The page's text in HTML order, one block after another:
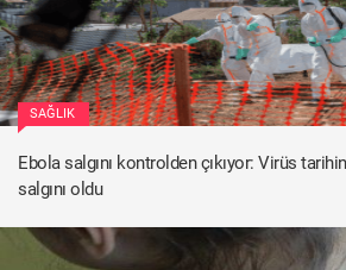
SAĞLIK
Ebola salgını kontrolden çıkıyor: Virüs
salgını oldu